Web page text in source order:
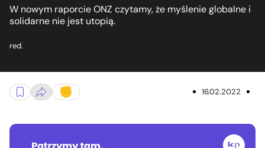
W nowym raporcie ONZ czytamy, że myślenie globalne i
solidarne nie jest utopią.
red.
16.02.2022